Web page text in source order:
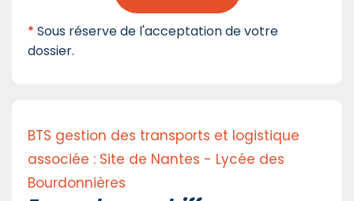
* Sous réserve de l'acceptation de votre
dossier.
BTS gestion des transports et logistique
associée : Site de Nantes - Lycée des
Bourdonnières